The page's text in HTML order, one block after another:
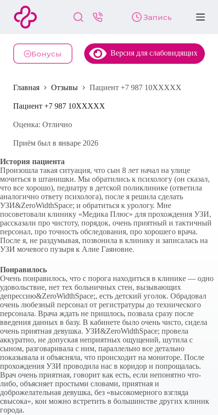
й
и
у
и
Запись
Бонусы Версия для слабовидящих
Главная Отзывы Пациент +7 987 10XXXXX
Пациент +7 987 10XXXXX
Оценка: Отлично
Приём был в январе 2026
История пациента
Произошла такая ситуация, что сын 8 лет начал на улице
мочиться в штанишки. Мы обратились к психологу (он сказал,
что все хорошо), педиатру в детской поликлинике (ответила
аналогично ответу психолога), после я решила сделать
УЗИ&ZeroWidthSpace; и обратиться к урологу. Мне
посоветовали клинику «Медика Плюс» для прохождения УЗИ,
рассказали про чистоту, порядок, очень приятный и тактичный
персонал, про точность обследования, про хорошего врача.
После я, не раздумывая, позвонила в клинику и записалась на
УЗИ мочевого пузыря к Алие Гаяновне.
Понравилось
Очень понравилось, что с порога находиться в клинике — одно
удовольствие, нет тех больничных стен, вызывающих
депрессию&ZeroWidthSpace;, есть детский уголок. Обрадовал
очень любезный персонал от регистратуры до технического
персонала. Врача ждать не пришлось, позвала сразу после
введения данных в базу. В кабинете было очень чисто, сидела
очень приятная девушка. УЗИ&ZeroWidthSpace; провела
аккуратно, не допуская неприятных ощущений, шутила с
сыном, разговаривала с ним, параллельно все детально
показывала и объясняла, что происходит на мониторе. После
прохождения УЗИ проводила нас в коридор и попрощалась.
Врач очень приятная, говорит как есть, если непонятно что-
либо, объясняет простыми словами, приятная и
доброжелательная девушка, без «высокомерного взгляда
свысока», кои можно встретить в большинстве других клиник
города.